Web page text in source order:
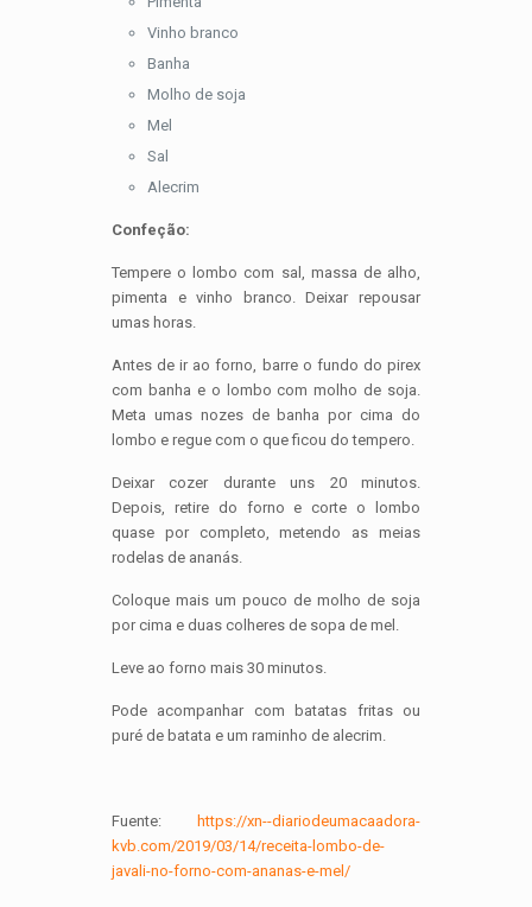
Vinho branco
Banha
Molho de soja
Mel
Sal
Alecrim
Confeção:
Tempere o lombo com sal, massa de alho,
pimenta e vinho branco. Deixar repousar
umas horas.
Antes de ir ao forno, barre o fundo do pirex
com banha e o lombo com molho de soja.
Meta umas nozes de banha por cima do
lombo e regue com o que ficou do tempero.
Deixar cozer durante uns 20 minutos.
Depois, retire do forno e corte o lombo
quase por completo, metendo as meias
rodelas de ananás.
Coloque mais um pouco de molho de soja
por cima e duas colheres de sopa de mel.
Leve ao forno mais 30 minutos.
Pode acompanhar com batatas fritas ou
puré de batata e um raminho de alecrim.
Fuente:
https://xn--diariodeumacaadora-
kvb.com/2019/03/14/receita-lombo-de-
javali-no-forno-com-ananas-e-mel/